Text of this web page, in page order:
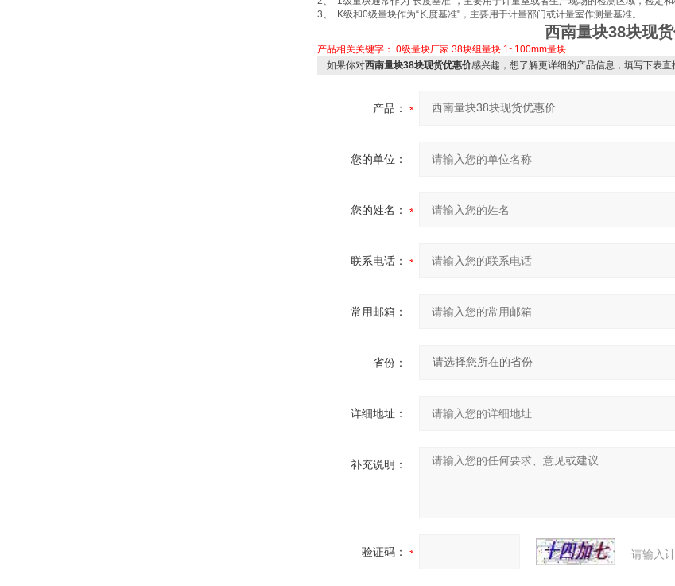
3、 K级和0级量块作为“长度基准"，主要用于计量部门或计量室作测量基准。
西南量块38块现
产品相关关键字： 0级量块厂家 38块组量块 1~100mm量块
如果你对西南量块38块现货优惠价感兴趣，想了解更详细的产品信息，填写下表直
产品：
您的单位：
您的姓名：
联系电话：
常用邮箱：
省份：
详细地址：
补充说明：
验证码： 请输入